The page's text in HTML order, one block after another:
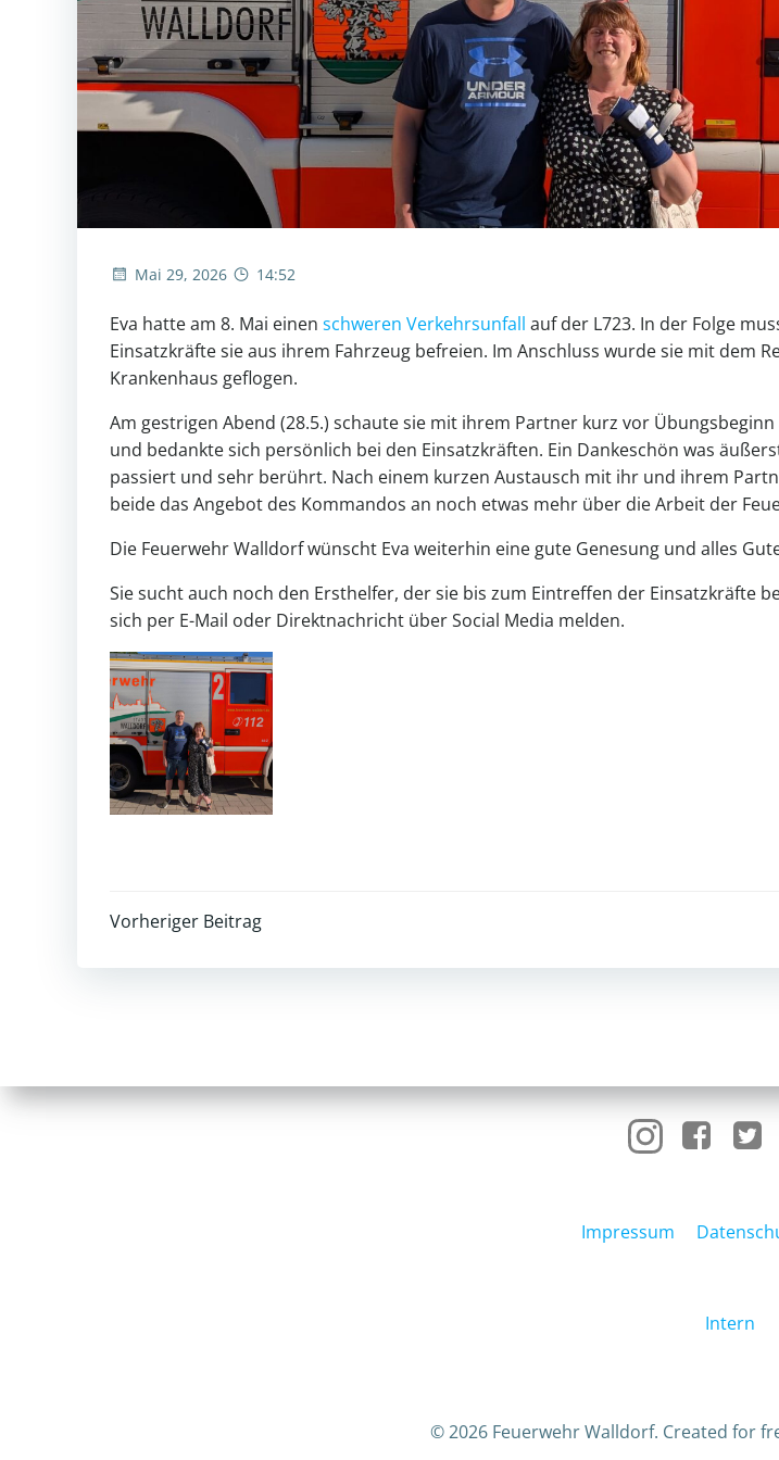
Mai 29, 2026 14:52
Eva hatte am 8. Mai einen schweren Verkehrsunfall auf der L723. In der Folge
Einsatzkräfte sie aus ihrem Fahrzeug befreien. Im Anschluss wurde sie mit dem
Krankenhaus geflogen.
Am gestrigen Abend (28.5.) schaute sie mit ihrem Partner kurz vor
und bedankte sich persönlich bei den Einsatzkräften. Ein Dankeschön was
passiert und sehr berührt. Nach einem kurzen Austausch mit ihr und ihrem
beide das Angebot des Kommandos an noch etwas mehr über die Arbeit der
Die Feuerwehr Walldorf wünscht Eva weiterhin eine gute Genesung und alles
Sie sucht auch noch den Ersthelfer, der sie bis zum Eintreffen der Einsatzkräfte
sich per E-Mail oder Direktnachricht über Social Media melden.
Post
navigation
Vorheriger Beitrag
navigation
Impressum
Intern
© 2026 Feuerwehr Walldorf. Created for